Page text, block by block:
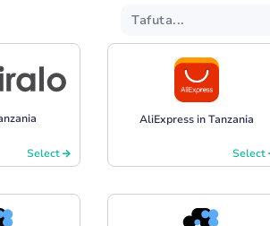
Select
AliExpress in Tanzania
Select